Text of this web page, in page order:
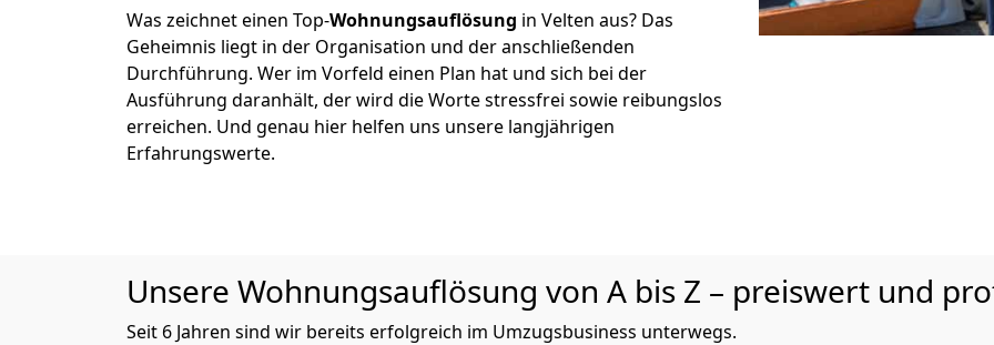
Was zeichnet einen Top-Wohnungsauflösung in Velten aus? Das
Geheimnis liegt in der Organisation und der anschließenden
Durchführung. Wer im Vorfeld einen Plan hat und sich bei der
Ausführung daranhält, der wird die Worte stressfrei sowie reibungslos
erreichen. Und genau hier helfen uns unsere langjährigen
Erfahrungswerte.
Unsere Wohnungsauflösung von A bis Z – preiswert und
Seit 6 Jahren sind wir bereits erfolgreich im Umzugsbusiness unterwegs.